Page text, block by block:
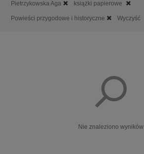
Pietrzykowska Aga książki papierowe
Powieści przygodowe i historyczne Wyczyść
Nie znaleziono wyników